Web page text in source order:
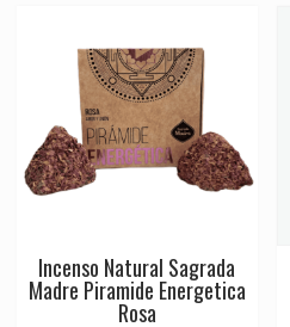
Incenso Natural Sagrada
Madre Piramide Energetica
Rosa